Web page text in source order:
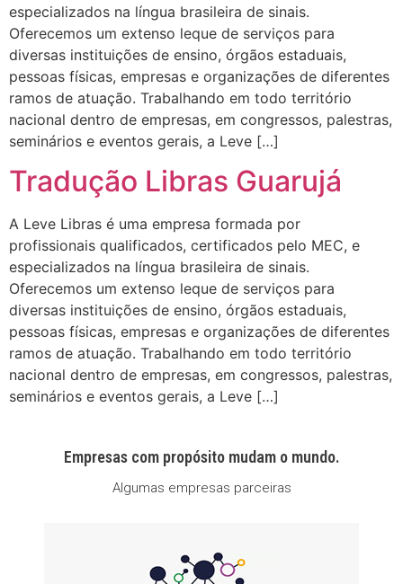
especializados na língua brasileira de sinais.
Oferecemos um extenso leque de serviços para
diversas instituições de ensino, órgãos estaduais,
pessoas físicas, empresas e organizações de diferentes
ramos de atuação. Trabalhando em todo território
nacional dentro de empresas, em congressos, palestras,
seminários e eventos gerais, a Leve […]
Tradução Libras Guarujá
A Leve Libras é uma empresa formada por
profissionais qualificados, certificados pelo MEC, e
especializados na língua brasileira de sinais.
Oferecemos um extenso leque de serviços para
diversas instituições de ensino, órgãos estaduais,
pessoas físicas, empresas e organizações de diferentes
ramos de atuação. Trabalhando em todo território
nacional dentro de empresas, em congressos, palestras,
seminários e eventos gerais, a Leve […]
Empresas com propósito mudam o mundo.
Algumas empresas parceiras